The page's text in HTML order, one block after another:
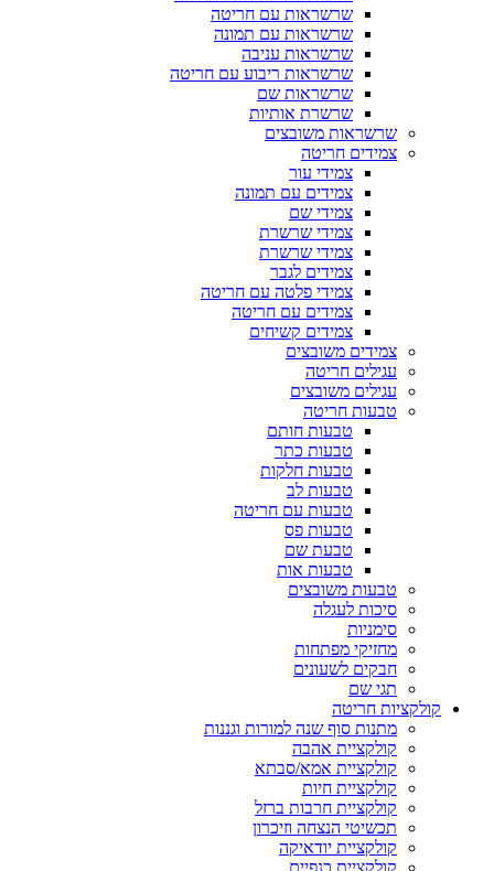
שרשראות עם חריטה
שרשראות עם תמונה
שרשראות עניבה
שרשראות ריבוע עם חריטה
שרשראות שם
שרשרת אותיות
שרשראות משובצים
צמידים חריטה
צמידי עור
צמידים עם תמונה
צמידי שם
צמידי שרשרת
צמידי שרשרת
צמידים לגבר
צמידי פלטה עם חריטה
צמידים עם חריטה
צמידים קשיחים
צמידים משובצים
עגילים חריטה
עגילים משובצים
טבעות חריטה
טבעות חותם
טבעות כתר
טבעות חלקות
טבעות לב
טבעות עם חריטה
טבעות פס
טבעת שם
טבעות אות
טבעות משובצים
סיכות לעגלה
סימניות
מחזיקי מפתחות
חבקים לשעונים
תגי שם
קולקציות חריטה
מתנות סוף שנה למורות וגננות
קולקציית אהבה
קולקציית אמא/סבתא
קולקציית חיות
קולקציית חרבות ברזל
תכשיטי הנצחה וזיכרון
קולקציית יודאיקה
קולקציית כנפיים